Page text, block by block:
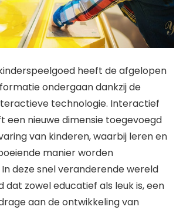
heeft de afgelopen
ondergaan dankzij de
technologie. Interactief
een nieuwe dimensie toegevoegd
van kinderen, waarbij leren en
manier worden
deze snel veranderende wereld
dat zowel educatief als leuk is, een
aan de ontwikkeling van